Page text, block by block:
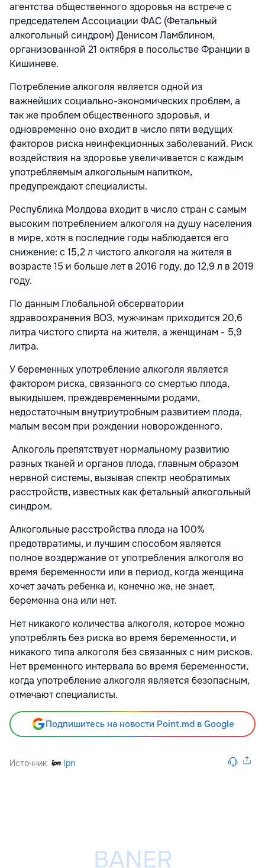
агентства общественного здоровья на встрече с
председателем Ассоциации ФАС (Фетальный
алкогольный синдром) Денисом Ламблином,
организованной 21 октября в посольстве Франции в
Кишиневе.
Потребление алкоголя является одной из
важнейших социально-экономических проблем, а
так же проблем общественного здоровья, и
одновременно оно входит в число пяти ведущих
факторов риска неинфекционных заболеваний. Риск
воздействия на здоровье увеличивается с каждым
употребляемым алкогольным напитком,
предупреждают специалисты.
Республика Молдова входит в число стран с самым
высоким потреблением алкоголя на душу населения
в мире, хотя в последние годы наблюдается его
снижение: с 15,2 л чистого алкоголя на жителя в
возрасте 15 и больше лет в 2016 году, до 12,9 л в 2019
году.
По данным Глобальной обсерватории
здравоохранения ВОЗ, мужчинам приходится 20,6
литра чистого спирта на жителя, а женщинам - 5,9
литра.
У беременных употребление алкоголя является
фактором риска, связанного со смертью плода,
выкидышем, преждевременными родами,
недостаточным внутриутробным развитием плода,
малым весом при рождении новорожденного.
Алкоголь препятствует нормальному развитию
разных тканей и органов плода, главным образом
нервной системы, вызывая спектр необратимых
расстройств, известных как фетальный алкогольный
синдром.
Алкогольные расстройства плода на 100%
предотвратимы, и лучшим способом является
полное воздержание от употребления алкоголя во
время беременности или в период, когда женщина
хочет зачать ребенка и, конечно же, не знает,
беременна она или нет.
Нет никакого количества алкоголя, которое можно
употреблять без риска во время беременности, и
никакого типа алкоголя без связанных с ним рисков.
Нет временного интервала во время беременности,
когда употребление алкоголя является безопасным,
отмечают специалисты.
Подпишитесь на новости Point.md в Google
Источник Ipn